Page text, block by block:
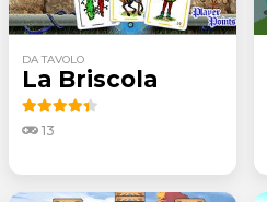
DA TAVOLO
La Briscola
13